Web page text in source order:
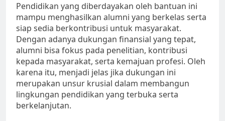
Pendidikan yang diberdayakan oleh bantuan ini
mampu menghasilkan alumni yang berkelas serta
siap sedia berkontribusi untuk masyarakat.
Dengan adanya dukungan finansial yang tepat,
alumni bisa fokus pada penelitian, kontribusi
kepada masyarakat, serta kemajuan profesi. Oleh
karena itu, menjadi jelas jika dukungan ini
merupakan unsur krusial dalam membangun
lingkungan pendidikan yang terbuka serta
berkelanjutan.